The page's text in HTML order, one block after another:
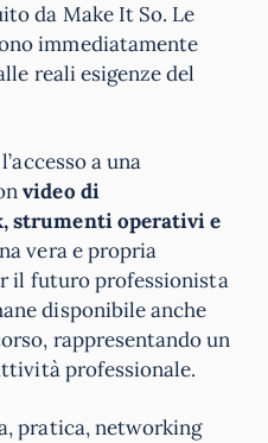
da Make It So. Le
immediatamente
reali esigenze del
a una
video di
strumenti operativi e
vera e propria
il futuro professionista
disponibile anche
rappresentando un
professionale.
pratica, networking